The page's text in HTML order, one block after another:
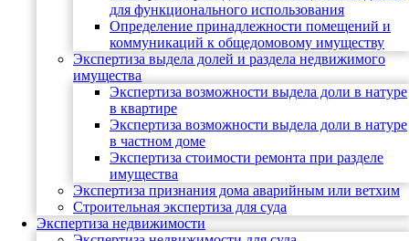
для функционального использования
Определение принадлежности помещений и
коммуникаций к общедомовому имуществу
Экспертиза выдела долей и раздела недвижимого
имущества
Экспертиза возможности выдела доли в натуре
в квартире
Экспертиза возможности выдела доли в натуре
в частном доме
Экспертиза стоимости ремонта при разделе
имущества
Экспертиза признания дома аварийным или ветхим
Строительная экспертиза для суда
Экспертиза недвижимости